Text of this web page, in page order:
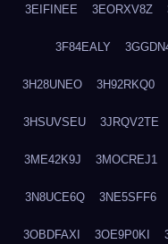
3EIFINEE 3EORXV8Z
3F84EALY
3H28UNEO 3H92RKQ0
3HSUVSEU 3JRQV2TE
3ME42K9J 3MOCREJ1
3N8UCE6Q 3NE5SFF6
3OBDFAXI 3OE9P0KI